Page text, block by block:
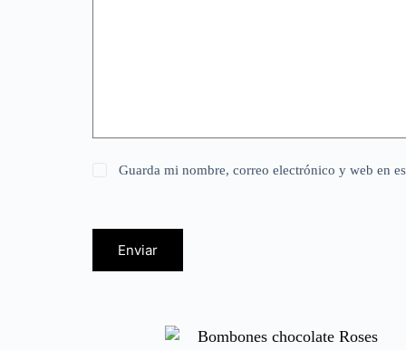
Guarda mi nombre, correo electrónico y web en
Enviar
Bombones chocolate Roses